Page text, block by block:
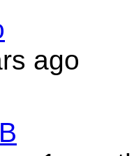
ago